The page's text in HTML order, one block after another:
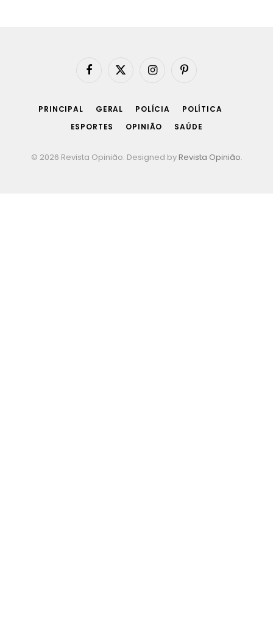
Facebook
X
InstagramPinterest
PRINCIPAL GERAL POLÍCIA
POLÍTICA
ESPORTES
OPINIÃO SAÚDE
© 2026 Revista Opinião. Designed by Revista Opinião.